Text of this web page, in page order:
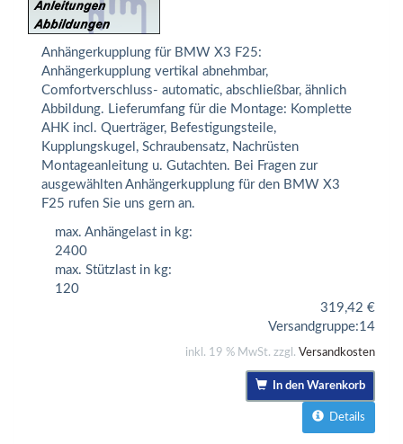
Anhängerkupplung für BMW X3 F25:
Anhängerkupplung vertikal abnehmbar,
Comfortverschluss- automatic, abschließbar, ähnlich
Abbildung. Lieferumfang für die Montage: Komplette
AHK incl. Querträger, Befestigungsteile,
Kupplungskugel, Schraubensatz, Nachrüsten
Montageanleitung u. Gutachten. Bei Fragen zur
ausgewählten Anhängerkupplung für den BMW X3
F25 rufen Sie uns gern an.
max. Anhängelast in kg:
2400
max. Stützlast in kg:
120
319,42 €
Versandgruppe:14
inkl. 19 % MwSt. zzgl. Versandkosten
In den Warenkorb
Details